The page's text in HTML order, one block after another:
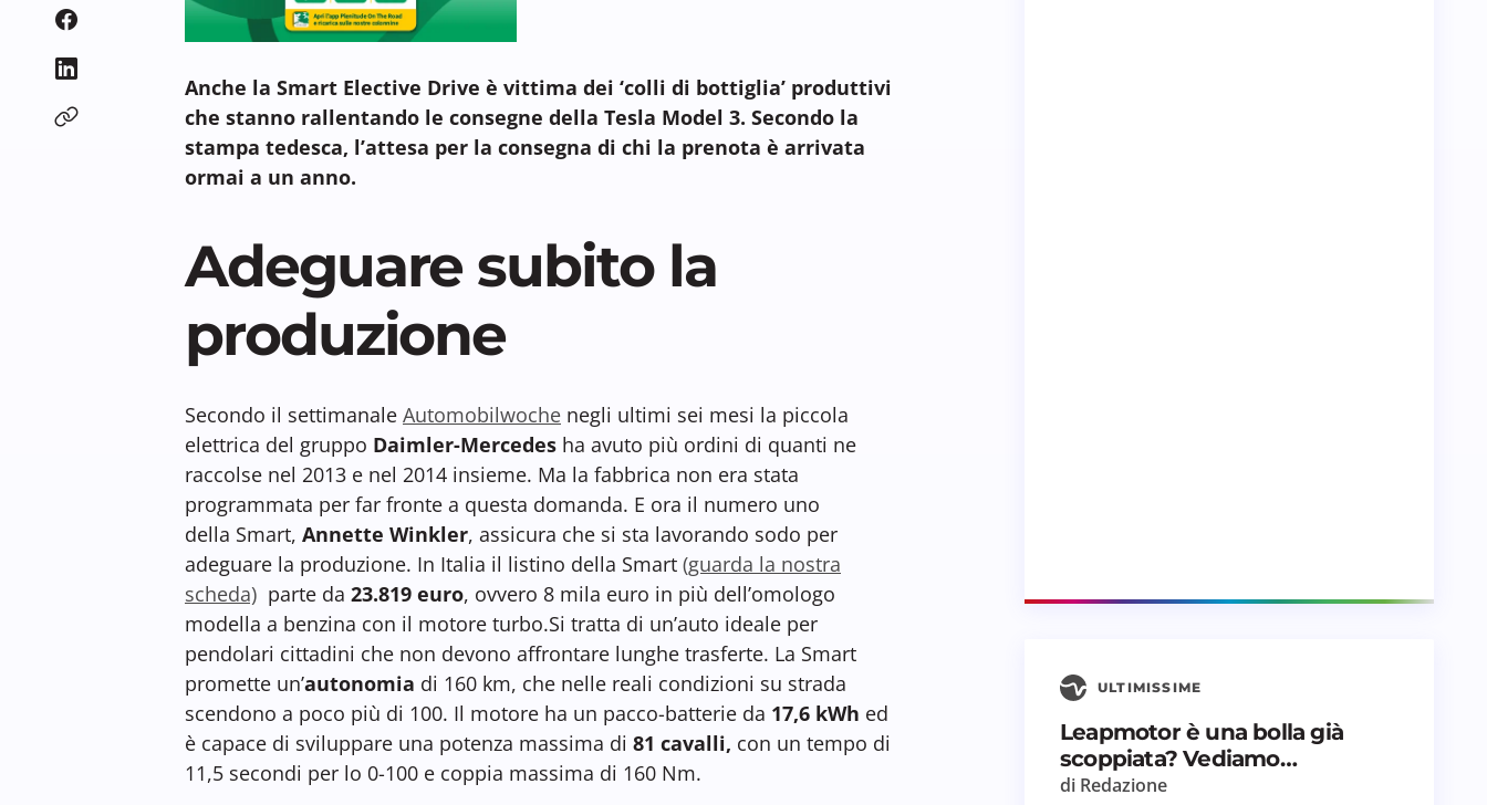
Anche la Smart Elective Drive è vittima dei ‘colli di bottiglia’ produttivi
che stanno rallentando le consegne della Tesla Model 3. Secondo la
stampa tedesca, l’attesa per la consegna di chi la prenota è arrivata
ormai a un anno.
Adeguare subito la
produzione
Secondo il settimanale Automobilwoche negli ultimi sei mesi la piccola
elettrica del gruppo Daimler-Mercedes ha avuto più ordini di quanti ne
raccolse nel 2013 e nel 2014 insieme. Ma la fabbrica non era stata
programmata per far fronte a questa domanda. E ora il numero uno
della Smart, Annette Winkler, assicura che si sta lavorando sodo per
adeguare la produzione. In Italia il listino della Smart (guarda la nostra
scheda) parte da 23.819 euro, ovvero 8 mila euro in più dell’omologo
modella a benzina con il motore turbo.Si tratta di un’auto ideale per
pendolari cittadini che non devono affrontare lunghe trasferte. La Smart
promette un’autonomia di 160 km, che nelle reali condizioni su strada
scendono a poco più di 100. Il motore ha un pacco-batterie da 17,6 kWh ed
è capace di sviluppare una potenza massima di 81 cavalli, con un tempo di
11,5 secondi per lo 0-100 e coppia massima di 160 Nm.
ULTIMISSIME
Leapmotor è una bolla già
scoppiata? Vediamo…
di Redazione